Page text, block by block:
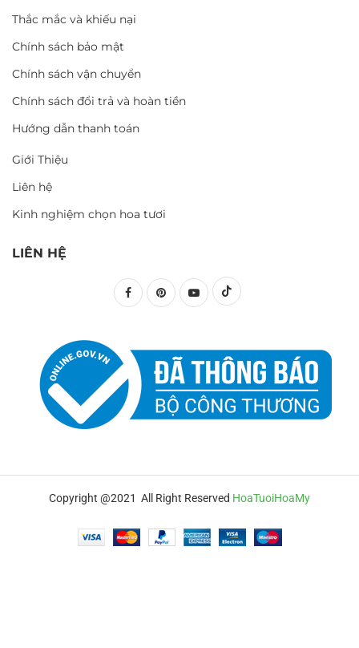
Thắc mắc và khiếu nại
Chính sách bảo mật
Chính sách vận chuyển
Chính sách đổi trả và hoàn tiền
Hướng dẫn thanh toán
Giới Thiệu
Liên hệ
Kinh nghiệm chọn hoa tươi
LIÊN HỆ
Copyright @2021 All Right Reserved HoaTuoiHoaMy